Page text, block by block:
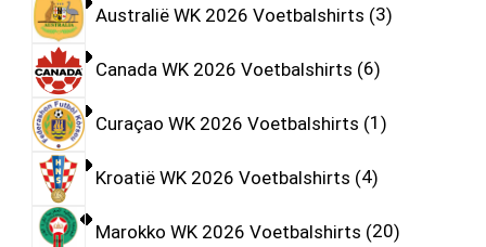
Australië WK 2026 Voetbalshirts 3
Canada WK 2026 Voetbalshirts 6
Curaçao WK 2026 Voetbalshirts 1
Kroatië WK 2026 Voetbalshirts 4
Marokko WK 2026 Voetbalshirts 20